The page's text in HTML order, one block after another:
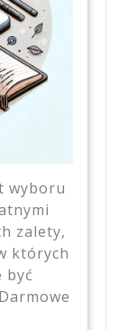
wyboru
zalety,
których
być